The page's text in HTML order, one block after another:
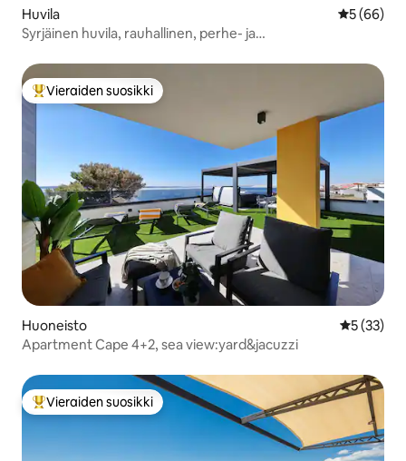
Huvila
5 (66)
Syrjäinen huvila, rauhallinen, perhe- ja
Vieraiden suosikkien parhaimmistoa
Vieraiden suosikki
Huoneisto
5 (33)
Apartment Cape 4+2, sea view:yard&jacuzzi
Vieraiden suosikkien parhaimmistoa
Vieraiden suosikki